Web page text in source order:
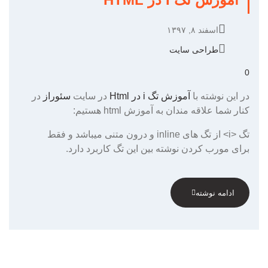
اسفند ۸, ۱۳۹۷
طراحی سایت
0
در این نوشته با آموزش تگ i در Html در سایت سئوراز در
کنار شما علاقه مندان به آموزش html هستیم:
تگ <i> از تگ های inline و درون متنی میباشد و فقط
برای مورب کردن نوشته بین این تگ کاربرد دارد.
ادامه نوشته